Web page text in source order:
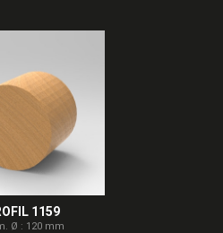
1159
Ø : 120 mm